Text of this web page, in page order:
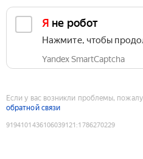
Я не робот
Нажмите, чтобы
Yandex SmartCaptcha
Если у вас возникли проблемы,
обратной связи
9194101436106039121 :1786270229